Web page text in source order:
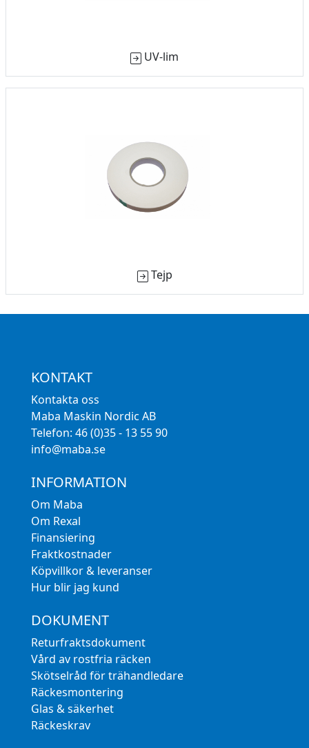
UV-lim
Tejp
KONTAKT
Kontakta oss
Maba Maskin Nordic AB
Telefon: 46 (0)35 - 13 55 90
info@maba.se
INFORMATION
Om Maba
Om Rexal
Finansiering
Fraktkostnader
Köpvillkor & leveranser
Hur blir jag kund
DOKUMENT
Returfraktsdokument
Vård av rostfria räcken
Skötselråd för trähandledare
Räckesmontering
Glas & säkerhet
Räckeskrav